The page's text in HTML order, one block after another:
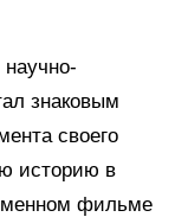
знаковым
своего
историю в
фильме